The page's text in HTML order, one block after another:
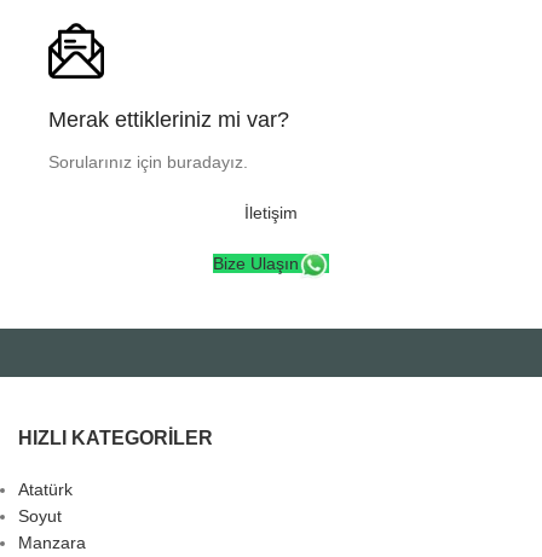
Merak ettikleriniz mi var?
Sorularınız için buradayız.
İletişim
Bize Ulaşın
HIZLI KATEGORILER
Atatürk
Soyut
Manzara